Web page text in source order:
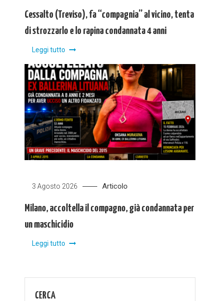
Cessalto (Treviso), fa “compagnia” al vicino, tenta
di strozzarlo e lo rapina condannata 4 anni
Leggi tutto
3 Agosto 2026 Articolo
Milano, accoltella il compagno, già condannata per
un maschicidio
Leggi tutto
CERCA